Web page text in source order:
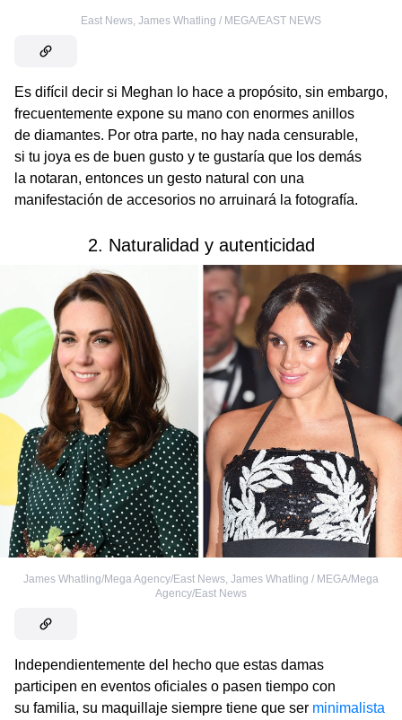
East News James Whatling / MEGA/EAST NEWS
Es difícil decir si Meghan lo hace a propósito, sin embargo,
frecuentemente expone su mano con enormes anillos
de diamantes. Por otra parte, no hay nada censurable,
si tu joya es de buen gusto y te gustaría que los demás
la notaran, entonces un gesto natural con una
manifestación de accesorios no arruinará la fotografía.
2. Naturalidad y autenticidad
James Whatling/Mega Agency/East News, James Whatling / MEGA/Mega
Agency/East News
Independientemente del hecho que estas damas
participen en eventos oficiales o pasen tiempo con
su familia, su maquillaje siempre tiene que ser minimalista